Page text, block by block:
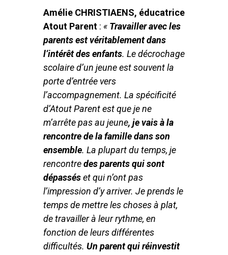
Amélie CHRISTIAENS, éducatrice
Atout Parent : « Travailler avec les
parents est véritablement dans
l’intérêt des enfants. Le décrochage
scolaire d’un jeune est souvent la
porte d’entrée vers
l’accompagnement. La spécificité
d’Atout Parent est que je ne
m’arrête pas au jeune, je vais à la
rencontre de la famille dans son
ensemble. La plupart du temps, je
rencontredes parents qui sont
dépasséset qui n’ont pas
l’impression d’y arriver. Je prends le
temps de mettre les choses à plat,
de travailler à leur rythme, en
fonction de leurs différentes
difficultés. Un parent qui réinvestit